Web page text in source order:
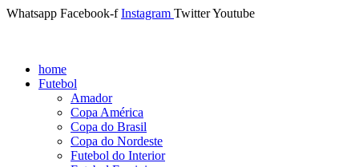
Whatsapp Facebook-f Instagram TwitterYoutube
home
Futebol
Amador
Copa América
Copa do Brasil
Copa do Nordeste
Futebol do Interior